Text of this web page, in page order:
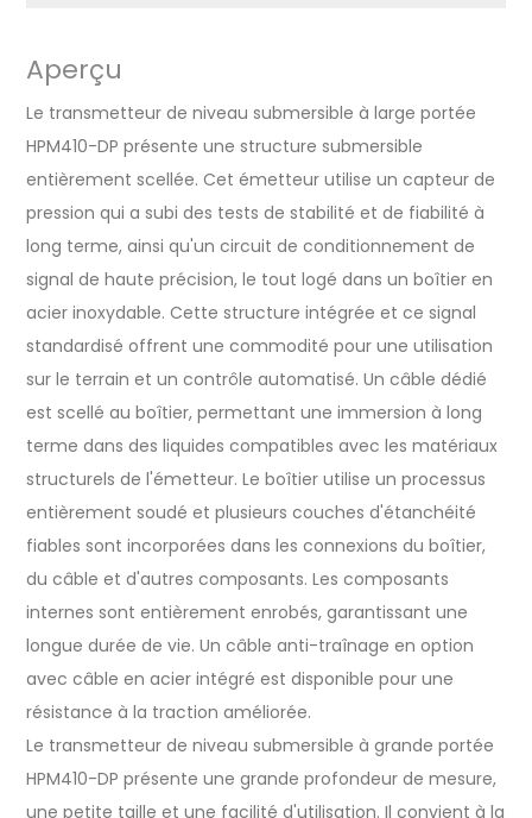
Aperçu
Le transmetteur de niveau submersible à large portée
HPM410-DP présente une structure submersible
entièrement scellée. Cet émetteur utilise un capteur de
pression qui a subi des tests de stabilité et de fiabilité à
long terme, ainsi qu'un circuit de conditionnement de
signal de haute précision, le tout logé dans un boîtier en
acier inoxydable. Cette structure intégrée et ce signal
standardisé offrent une commodité pour une utilisation
sur le terrain et un contrôle automatisé. Un câble dédié
est scellé au boîtier, permettant une immersion à long
terme dans des liquides compatibles avec les matériaux
structurels de l'émetteur. Le boîtier utilise un processus
entièrement soudé et plusieurs couches d'étanchéité
fiables sont incorporées dans les connexions du boîtier,
du câble et d'autres composants. Les composants
internes sont entièrement enrobés, garantissant une
longue durée de vie. Un câble anti-traînage en option
avec câble en acier intégré est disponible pour une
résistance à la traction améliorée.
Le transmetteur de niveau submersible à grande portée
HPM410-DP présente une grande profondeur de mesure,
une petite taille et une facilité d'utilisation. Il convient à la